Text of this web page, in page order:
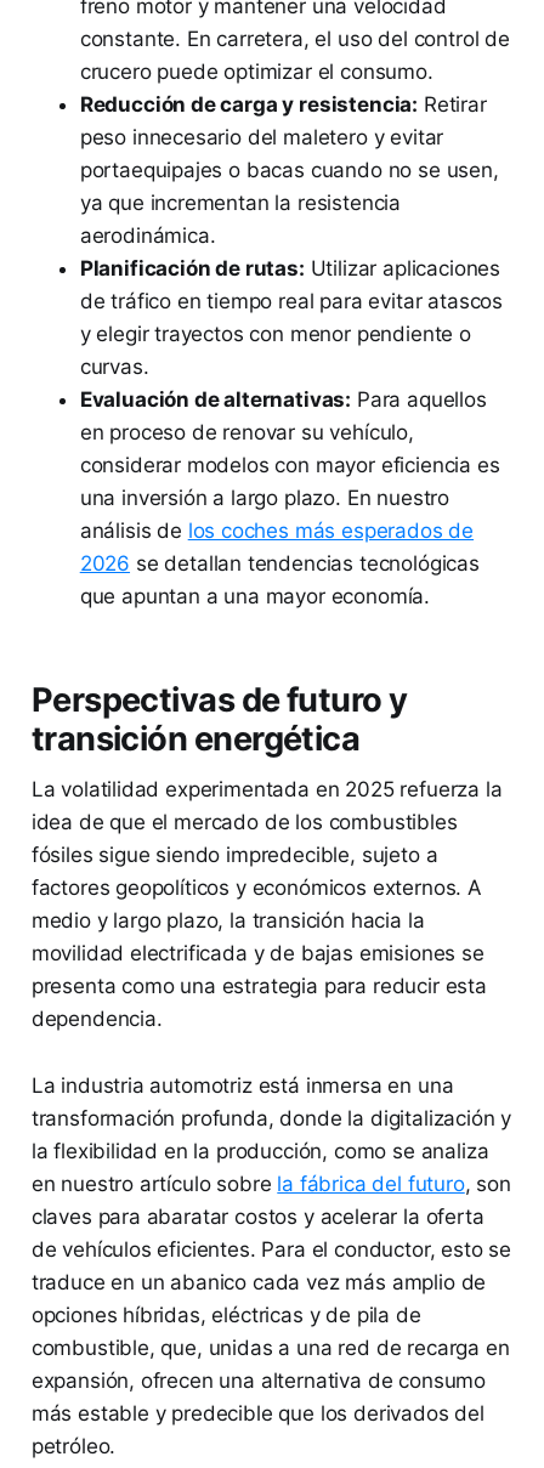
freno motor y mantener una velocidad
constante. En carretera, el uso del control de
crucero puede optimizar el consumo.
Reducción de carga y resistencia: Retirar
peso innecesario del maletero y evitar
portaequipajes o bacas cuando no se usen,
ya que incrementan la resistencia
aerodinámica.
Planificación de rutas: Utilizar aplicaciones
de tráfico en tiempo real para evitar atascos
y elegir trayectos con menor pendiente o
curvas.
Evaluación de alternativas: Para aquellos
en proceso de renovar su vehículo,
considerar modelos con mayor eficiencia es
una inversión a largo plazo. En nuestro
análisis de los coches más esperados de
2026 se detallan tendencias tecnológicas
que apuntan a una mayor economía.
Perspectivas de futuro y
transición energética
La volatilidad experimentada en 2025 refuerza la
idea de que el mercado de los combustibles
fósiles sigue siendo impredecible, sujeto a
factores geopolíticos y económicos externos. A
medio y largo plazo, la transición hacia la
movilidad electrificada y de bajas emisiones se
presenta como una estrategia para reducir esta
dependencia.
La industria automotriz está inmersa en una
transformación profunda, donde la digitalización y
la flexibilidad en la producción, como se analiza
en nuestro artículo sobre la fábrica del futuro, son
claves para abaratar costos y acelerar la oferta
de vehículos eficientes. Para el conductor, esto se
traduce en un abanico cada vez más amplio de
opciones híbridas, eléctricas y de pila de
combustible, que, unidas a una red de recarga en
expansión, ofrecen una alternativa de consumo
más estable y predecible que los derivados del
petróleo.